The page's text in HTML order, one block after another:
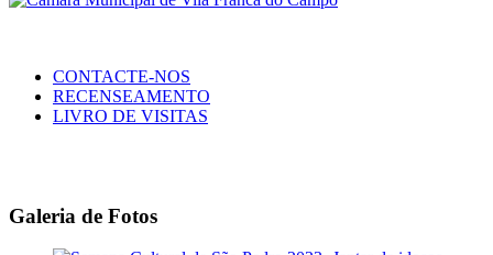
CONTACTE-NOS
RECENSEAMENTO
LIVRO DE VISITAS
Galeria de Fotos